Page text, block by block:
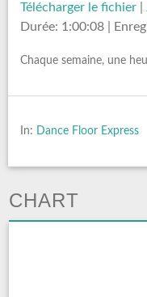
Télécharger le fichier
Durée: 1:00:08
Chaque semaine, une
In: Dance Floor Express
CHART